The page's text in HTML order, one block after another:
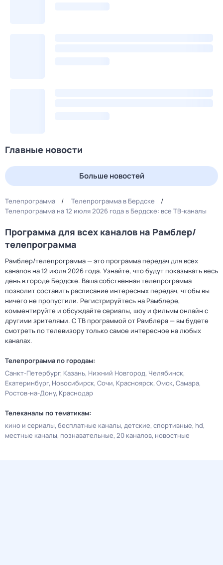
Главные новости
Больше новостей
Телепрограмма
Телепрограмма в Бердске
Телепрограмма на 12 июля 2026 года в Бердске: все ТВ-каналы
Программа для всех каналов на Рамблер/
телепрограмма
Рамблер/телепрограмма — это программа передач для всех
каналов на 12 июля 2026 года. Узнайте, что будут показывать весь
день в городе Бердске. Ваша собственная телепрограмма
позволит составить расписание интересных передач, чтобы вы
ничего не пропустили. Регистрируйтесь на Рамблере,
комментируйте и обсуждайте сериалы, шоу и фильмы онлайн с
другими зрителями. С ТВ программой от Рамблера — вы будете
смотреть по телевизору только самое интересное на любых
каналах.
Телепрограмма по городам:
Санкт-Петербург Казань Нижний Новгород Челябинск
Екатеринбург Новосибирск Сочи Красноярск Омск Самара
Ростов-на-Дону Краснодар
Телеканалы по тематикам:
кино и сериалы бесплатные каналы детские спортивные hd
местные каналы познавательные 20 каналов новостные